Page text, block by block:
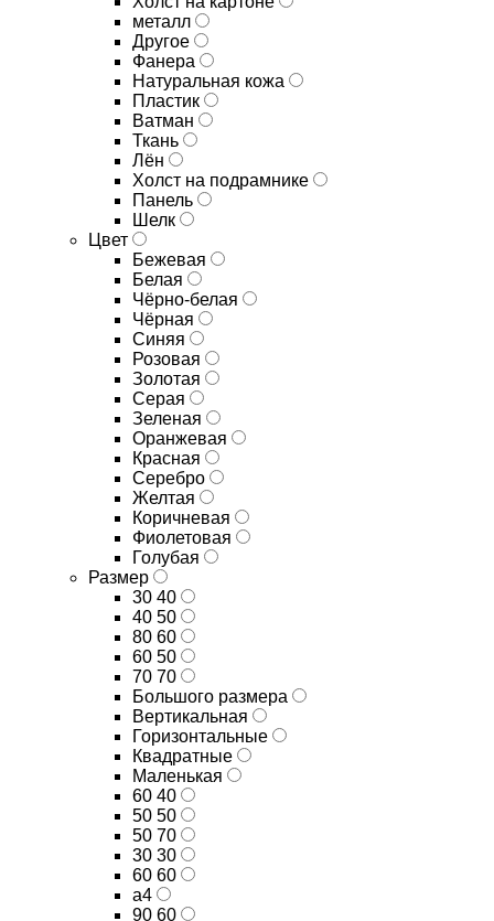
металл
Другое
Фанера
Натуральная кожа
Пластик
Ватман
Ткань
Лён
Холст на подрамнике
Панель
Шелк
Цвет
Бежевая
Белая
Чёрно-белая
Чёрная
Синяя
Розовая
Золотая
Серая
Зеленая
Оранжевая
Красная
Серебро
Желтая
Коричневая
Фиолетовая
Голубая
Размер
30 40
40 50
80 60
60 50
70 70
Большого размера
Вертикальная
Горизонтальные
Квадратные
Маленькая
60 40
50 50
50 70
30 30
60 60
а4
90 60